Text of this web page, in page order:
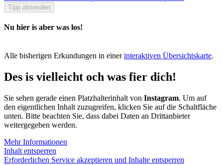
Tipp absenden
Nu hier is aber was los!
Alle bisherigen Erkundungen in einerinteraktiven Übersichtskarte.
Des is vielleicht och was fier dich!
Sie sehen gerade einen Platzhalterinhalt von Instagram. Um auf
den eigentlichen Inhalt zuzugreifen, klicken Sie auf die Schaltfläche
unten. Bitte beachten Sie, dass dabei Daten an Drittanbieter
weitergegeben werden.
Mehr Informationen
Inhalt entsperren
Erforderlichen Service akzeptieren und Inhalte entsperren